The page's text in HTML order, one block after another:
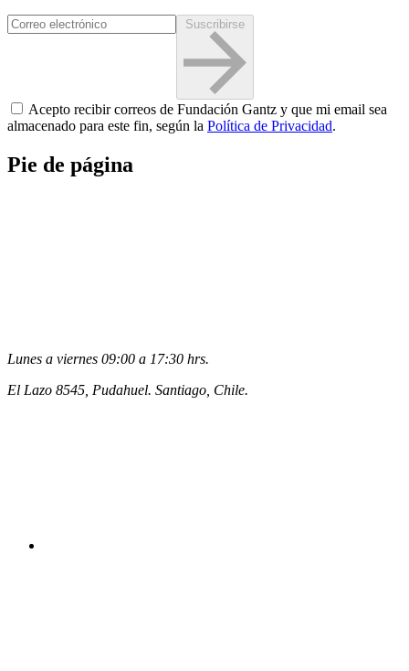
Suscribirse
Acepto recibir correos de Fundación Gantz y que mi email sea
almacenado para este fin, según la Política de Privacidad.
Pie de página
Lunes a viernes 09:00 a 17:30 hrs.
El Lazo 8545, Pudahuel. Santiago, Chile.